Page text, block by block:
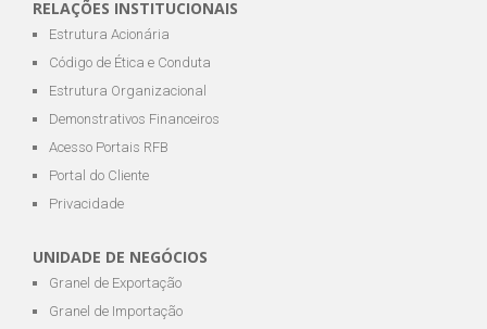
RELAÇÕES INSTITUCIONAIS
Estrutura Acionária
Código de Ética e Conduta
Estrutura Organizacional
Demonstrativos Financeiros
Acesso Portais RFB
Portal do Cliente
Privacidade
UNIDADE DE NEGÓCIOS
Granel de Exportação
Granel de Importação